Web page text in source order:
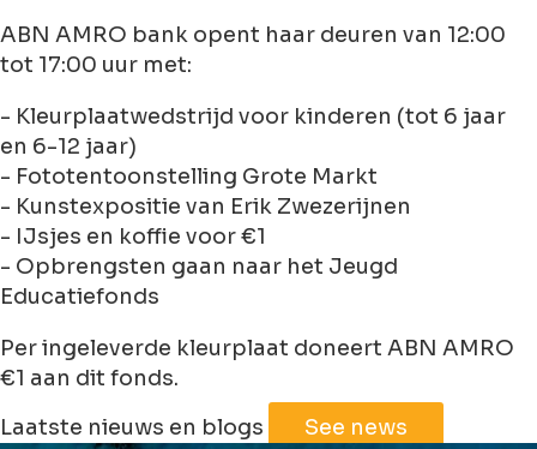
ABN AMRO bank opent haar deuren van 12:00
tot 17:00 uur met:
- Kleurplaatwedstrijd voor kinderen (tot 6 jaar
en 6-12 jaar)
- Fototentoonstelling Grote Markt
- Kunstexpositie van Erik Zwezerijnen
- IJsjes en koffie voor €1
- Opbrengsten gaan naar het Jeugd
Educatiefonds
Per ingeleverde kleurplaat doneert ABN AMRO
€1 aan dit fonds.
Leaflet | ©JawgMaps©OpenStreetMap
Laatste nieuws en blogs See news